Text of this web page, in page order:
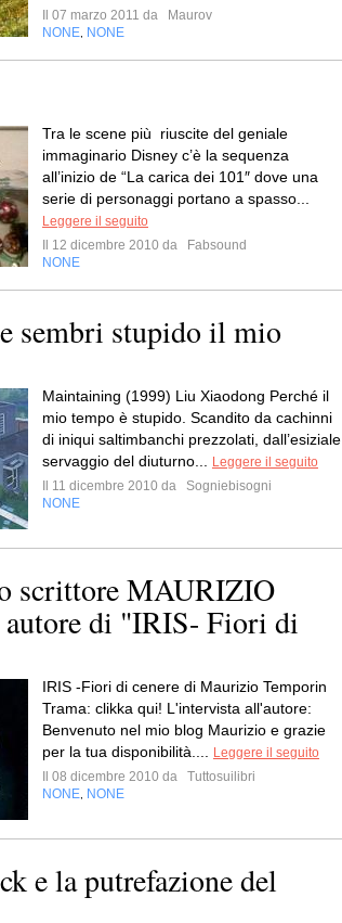
Il 07 marzo 2011 da
Maurov
NONE NONE
Tra le scene più riuscite del geniale
immaginario Disney c’è la sequenza
all’inizio de “La carica dei 101″ dove una
serie di personaggi portano a spasso...
Leggere il seguito
Il 12 dicembre 2010 da
Fabsound
NONE
sembri stupido il mio
Maintaining (1999) Liu Xiaodong Perché il
mio tempo è stupido. Scandito da cachinni
di iniqui saltimbanchi prezzolati, dall’esiziale
servaggio del diuturno...
Leggere il seguito
Il 11 dicembre 2010 da
Sogniebisogni
NONE
scrittore MAURIZIO
di "IRIS- Fiori di
IRIS -Fiori di cenere di Maurizio Temporin
Trama: clikka qui! L'intervista all'autore:
Benvenuto nel mio blog Maurizio e grazie
per la tua disponibilità....
Leggere il seguito
Il 08 dicembre 2010 da
Tuttosuilibri
NONE NONE
e la putrefazione del